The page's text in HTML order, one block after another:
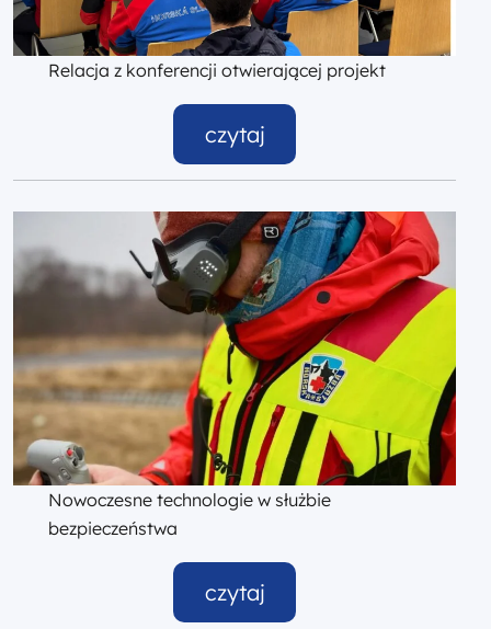
Relacja z konferencji otwierającej projekt
czytaj
Nowoczesne technologie w służbie
bezpieczeństwa
czytaj